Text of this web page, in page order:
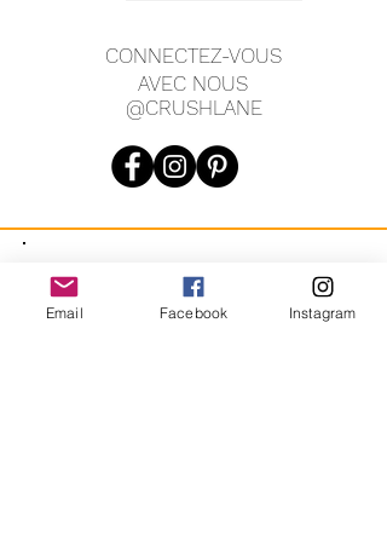
CONNECTEZ-VOUS
AVEC NOUS
@CRUSHLANE
JOIN OUR MAILING LIST
Email Facebook Instagram